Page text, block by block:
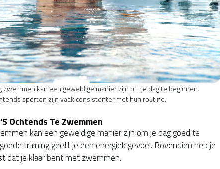
zwemmen kan een geweldige manier zijn om je dag te beginnen.
sporten zijn vaak consistenter met hun routine.
Ochtends Te Zwemmen
kan een geweldige manier zijn om je dag goed te
training geeft je een energiek gevoel. Bovendien heb je
dat je klaar bent met zwemmen.